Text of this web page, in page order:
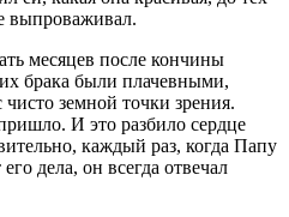
выпроваживал.
месяцев после кончины
брака были плачевными,
земной точки зрения.
И это разбило сердце
каждый раз, когда Папу
дела, он всегда отвечал